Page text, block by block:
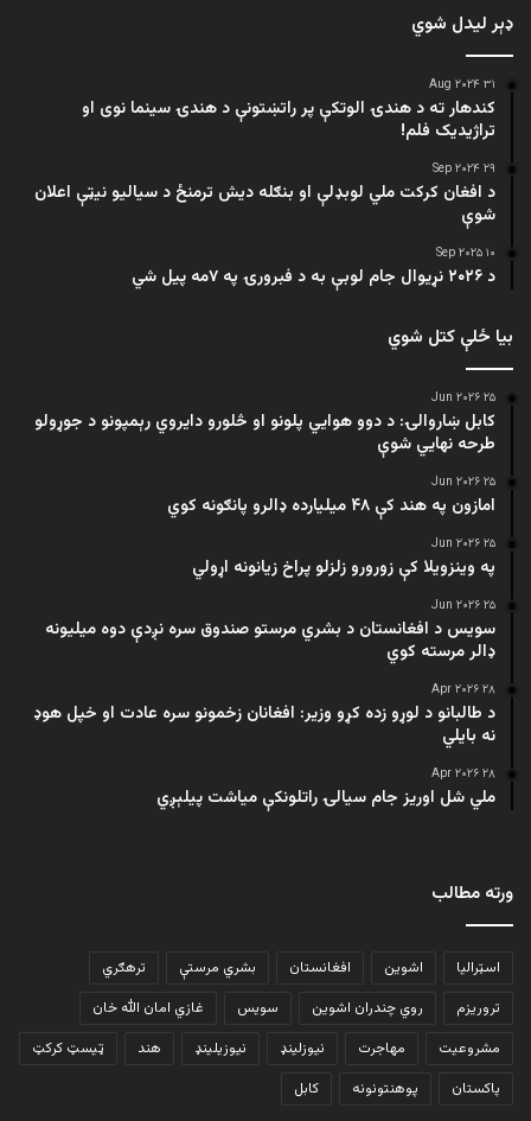
ډېر لیدل شوي
۳۱ Aug ۲۰۲۴
کندهار ته د هندۍ الوتکې پر راتښتونې د هندۍ سینما نوی او
تراژيديک فلم!
۲۹ Sep ۲۰۲۴
د افغان کرکت ملي لوبډلې او بنګله دیش ترمنځ د سیالیو نیټې اعلان
شوې
۱۰ Sep ۲۰۲۵
د ۲۰۲۶ نړیوال جام لوبې به د فبرورۍ په ۷مه پیل شي
بیا ځلې کتل شوي
۲۵ Jun ۲۰۲۶
کابل ښاروالۍ: د دوو هوايي پلونو او څلورو دایروي رېمپونو د جوړولو
طرحه نهایي شوې
۲۵ Jun ۲۰۲۶
امازون په هند کې ۴۸ میلیارده ډالرو پانګونه کوي
۲۵ Jun ۲۰۲۶
په وینزویلا کې زورورو زلزلو پراخ زیانونه اړولي
۲۵ Jun ۲۰۲۶
سویس د افغانستان د بشري مرستو صندوق سره نږدې دوه میلیونه
ډالر مرسته کوي
۲۸ Apr ۲۰۲۶
د طالبانو د لوړو زده کړو وزیر: افغانان زخمونو سره عادت او خپل هوډ
نه بایلي
۲۸ Apr ۲۰۲۶
ملي شل اوریز جام سیالۍ راتلونکې میاشت پیلېږي
ورته مطالب
اسټرالیا اشوین افغانستان بشري مرستې
ترهګري
تروریزم
روي چندران اشوین سویس
غازي امان الله خان
مشروعیت
مهاجرت نیوزلینډ نیوزیلینډ هند
ټیسټ کرکټ
پاکستان
پوهنتونونه کابل